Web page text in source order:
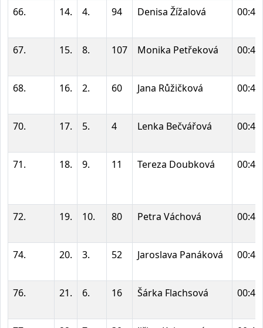
66. 14. 4. 94 Denisa Žížalová
67. 15. 8. 107 Monika Petřeková
68. 16. 2. 60 Jana Růžičková
70. 17. 5. 4 Lenka Bečvářová
71. 18. 9. 11 Tereza Doubková
72. 19. 10. 80 Petra Váchová
74. 20. 3. 52 Jaroslava Panáková
76. 21. 6. 16 Šárka Flachsová